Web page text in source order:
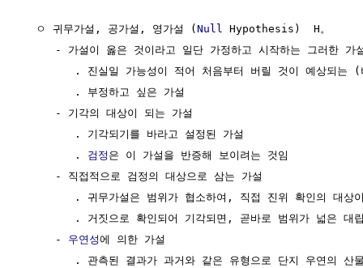
  ㅇ 귀무가설, 공가설, 영가설 (
Null Hypothesis)  H。
- 가설이 옳은 것이라고 일단 가정하고 시작하는 그러한
. 진실일 가능성이 적어 처음부터 버릴 것이 예상되는 (
        . 부정하고 싶은 가설
     - 기각의 대상이 되는 가설
        . 기각되기를 바라고 설정된 가설
        .
검정 은 이 가설을 반증해 보이려는 것임
     - 직접적으로 검정의 대상으로 삼는 가설
. 귀무가설은 범위가 협소하여, 직접 진위 확인의 대상
. 거짓으로 확인되어 기각되면, 곧바로 범위가 넓은 대
     -
우연성에 의한 가설
. 관측된 결과가 과거와 같은 유형으로 단지 우연의 산